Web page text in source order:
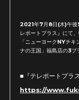
2021年7月8日(木)午後
レポートプラス』にて
「ニューヨークNYチ
ナの王国」福島店の3ブ
■ 『テレポートプラス
https://